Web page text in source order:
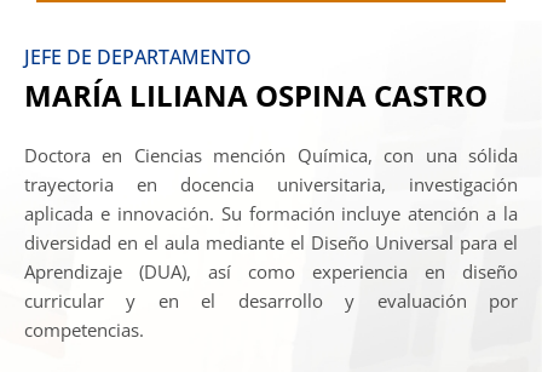
JEFE DE DEPARTAMENTO
MARÍA LILIANA OSPINA CASTRO
Doctora en Ciencias mención Química, con una sólida
trayectoria en docencia universitaria, investigación
aplicada e innovación. Su formación incluye atención a la
diversidad en el aula mediante el Diseño Universal para el
Aprendizaje (DUA), así como experiencia en diseño
curricular y en el desarrollo y evaluación por
competencias.